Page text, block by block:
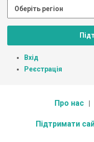
Вхід
Реєстрація
Про нас
Підтримати